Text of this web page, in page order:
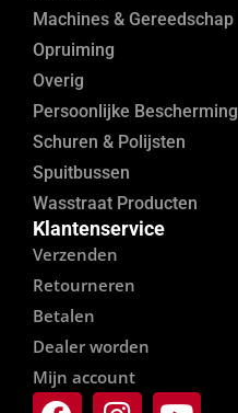
Machines & Gereedschap
Opruiming
Overig
Persoonlijke Bescherming
Schuren & Polijsten
Spuitbussen
Wasstraat Producten
Klantenservice
Verzenden
Retourneren
Betalen
Dealer worden
Mijn account